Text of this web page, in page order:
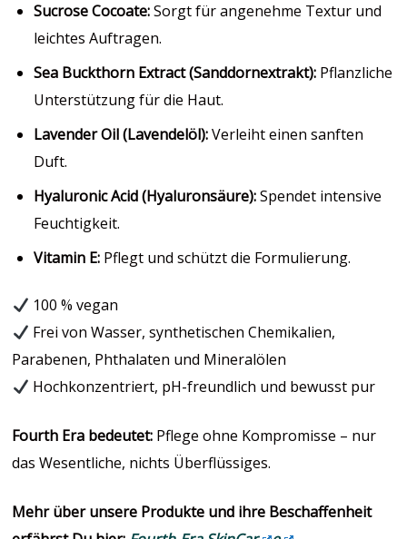
Sucrose Cocoate:Sorgt für angenehme Textur und
leichtes Auftragen.
Sea Buckthorn Extract (Sanddornextrakt): Pflanzliche
Unterstützung für die Haut.
Lavender Oil (Lavendelöl):Verleiht einen sanften
Duft.
Hyaluronic Acid (Hyaluronsäure):Spendet intensive
Feuchtigkeit.
Vitamin E: Pflegt und schützt die Formulierung.
100 % vegan
Frei von Wasser, synthetischen Chemikalien,
Parabenen, Phthalaten und Mineralölen
Hochkonzentriert, pH-freundlich und bewusst pur
Fourth Era bedeutet: Pflege ohne Kompromisse – nur
das Wesentliche, nichts Überflüssiges.
Mehr über unsere Produkte und ihre Beschaffenheit